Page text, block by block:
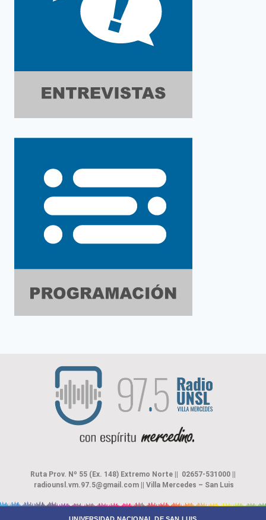
Ruta Prov. Nº 55 (Ex. 148) Extremo Norte || 02657-531000 ||
radiounsl.vm.97.5@gmail.com
Villa Mercedes – San Luis